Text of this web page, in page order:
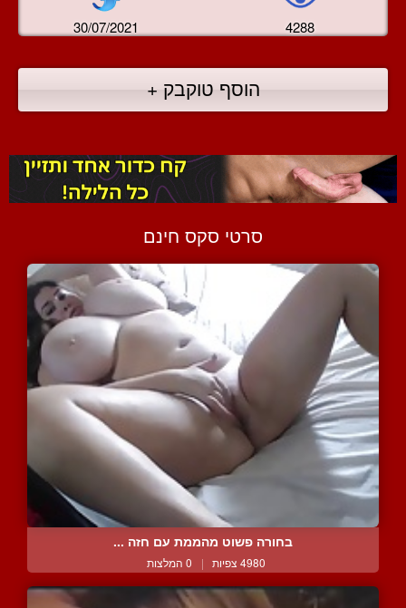
30/07/2021 4288
הוסף טוקבק +
סרטי סקס חינם
בחורה פשוט מהממת עם חזה ...
4980 צפיות | 0 המלצות